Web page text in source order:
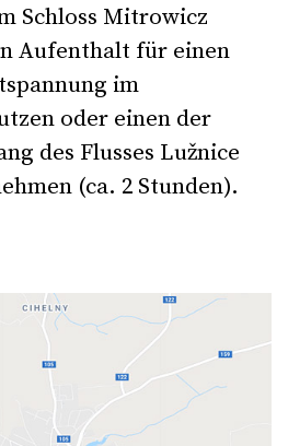
Schloss Mitrowicz
Aufenthalt für einen
im
oder einen der
des Flusses Lužnice
(ca. 2 Stunden).